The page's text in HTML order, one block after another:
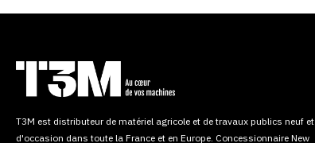
T3M est distributeur de matériel agricole et de travaux publics neuf et
d'occasion dans toute la France et en Europe. Concessionnaire New